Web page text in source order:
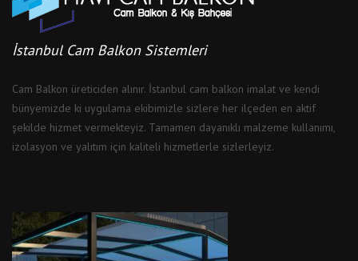
İstanbul Cam Balkon Sistemleri
Cam Balkon üreticiden alınır. İstanbul cam balkon imalat ve kendi
bünyemizde ki uygulama ekibimizle sizlere her ilçeden en aktif
şekilde hizmet vermekteyiz. Tamamen dayanıklı malzeme kullanımı,
izolasyon ve yalıtım için kaliteli hizmetlerle sizlerleyiz.